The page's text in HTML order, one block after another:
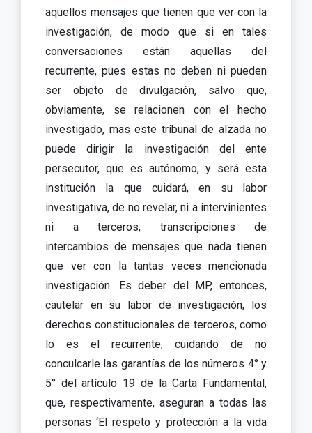
aquellos mensajes que tienen que ver con la
investigación, de modo que si en tales
conversaciones están aquellas del
recurrente, pues estas no deben ni pueden
ser objeto de divulgación, salvo que,
obviamente, se relacionen con el hecho
investigado, mas este tribunal de alzada no
puede dirigir la investigación del ente
persecutor, que es autónomo, y será esta
institución la que cuidará, en su labor
investigativa, de no revelar, ni a intervinientes
ni a terceros, transcripciones de
intercambios de mensajes que nada tienen
que ver con la tantas veces mencionada
investigación. Es deber del MP, entonces,
cautelar en su labor de investigación, los
derechos constitucionales de terceros, como
lo es el recurrente, cuidando de no
conculcarle las garantías de los números 4° y
5° del artículo 19 de la Carta Fundamental,
que, respectivamente, aseguran a todas las
personas ‘El respeto y protección a la vida